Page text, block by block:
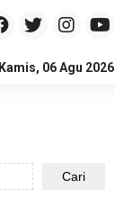
Kamis, 06 Agu 2026
Cari